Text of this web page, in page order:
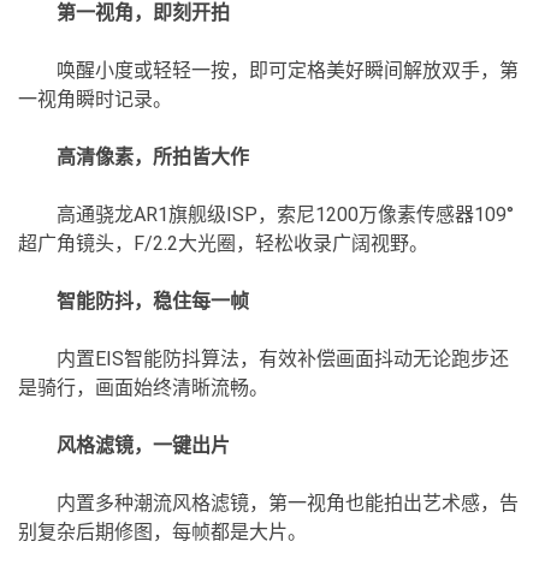
第一视角，即刻开拍
唤醒小度或轻轻一按，即可定格美好瞬间解放双手，第
一视角瞬时记录。
高清像素，所拍皆大作
高通骁龙AR1旗舰级ISP，索尼1200万像素传感器109°
超广角镜头，F/2.2大光圈，轻松收录广阔视野。
智能防抖，稳住每一帧
内置EIS智能防抖算法，有效补偿画面抖动无论跑步还
是骑行，画面始终清晰流畅。
风格滤镜，一键出片
内置多种潮流风格滤镜，第一视角也能拍出艺术感，告
别复杂后期修图，每帧都是大片。